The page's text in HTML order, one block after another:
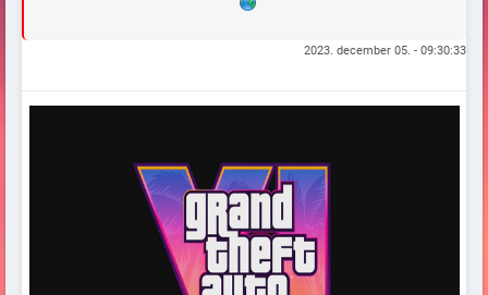
2023. december 05. - 09:30:33